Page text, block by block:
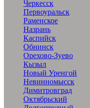
Черкесск
Первоуральск
Раменское
Назрань
Каспийск
Обнинск
Орехово-Зуево
Кызыл
Новый Уренгой
Невинномысск
Димитровград
Октябрьский